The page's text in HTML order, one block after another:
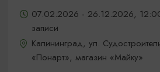
07.02.2026 - 26.12.2026,
записи
Калининград, ул.
«Понарт», магазин «Майку»